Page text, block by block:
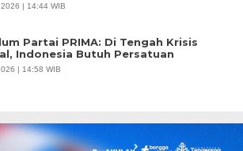
| 14:44 WIB
Partai PRIMA: Di Tengah Krisis
Indonesia Butuh Persatuan
| 14:58 WIB